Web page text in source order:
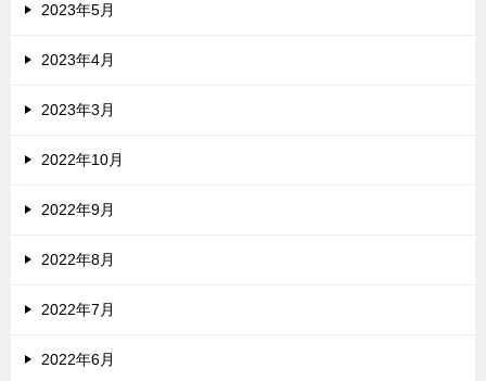
2023年5月
2023年4月
2023年3月
2022年10月
2022年9月
2022年8月
2022年7月
2022年6月